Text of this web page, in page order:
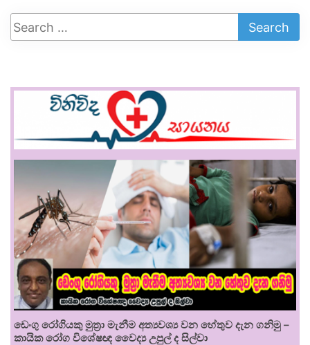
ඩෙංගු රෝගියකු ⁣මුත්‍රා මැනීම අත්‍යවශ්‍ය වන හේතුව දැන ගනිමු –
කායික රෝග විශේෂඥ වෛද්‍ය උපුල් ද සිල්වා